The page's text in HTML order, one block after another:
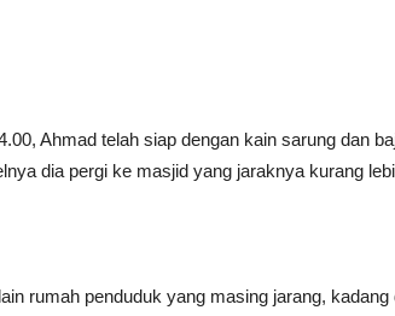
Ahmad telah siap dengan kain sarung dan
dia pergi ke masjid yang jaraknya kurang
rumah penduduk yang masing jarang,